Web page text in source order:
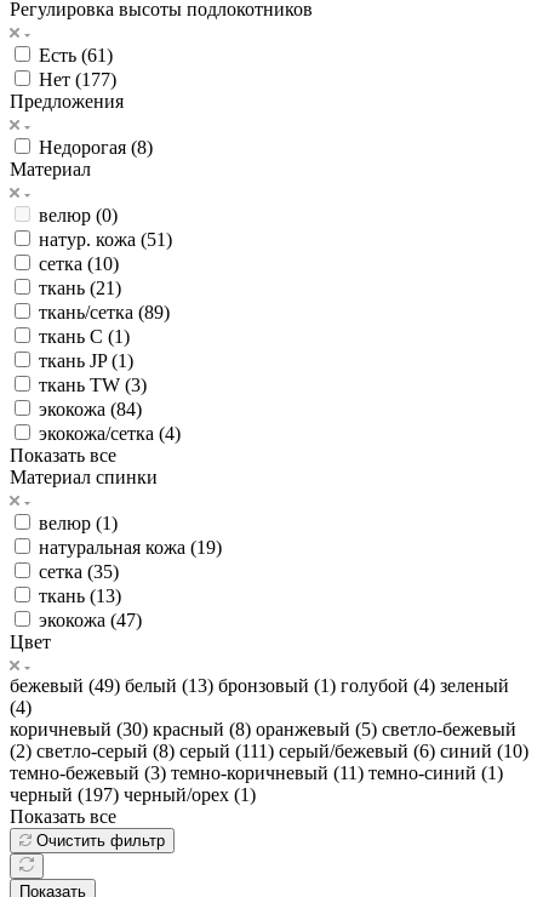
Регулировка высоты подлокотников
Есть (61)
Нет (177)
Предложения
Недорогая (8)
Материал
велюр (0)
натур. кожа (51)
сетка (10)
ткань (21)
ткань/сетка (89)
ткань C (1)
ткань JP (1)
ткань TW (3)
экокожа (84)
экокожа/сетка (4)
Показать все
Материал спинки
велюр (1)
натуральная кожа (19)
сетка (35)
ткань (13)
экокожа (47)
Цвет
бежевый (49) белый (13) бронзовый (1) голубой (4) зеленый
(4)
коричневый (30) красный (8) оранжевый (5) светло-бежевый
(2) светло-серый (8) серый (111) серый/бежевый (6) синий (10)
темно-бежевый (3) темно-коричневый (11) темно-синий (1)
черный (197) черный/орех (1)
Показать все
Очистить фильтр
Показать